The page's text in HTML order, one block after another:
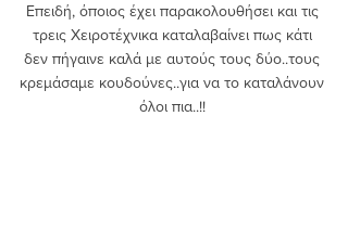
Επειδή, όποιος έχει παρακολουθήσει και τις
τρεις Χειροτέχνικα καταλαβαίνει πως κάτι
δεν πήγαινε καλά με αυτούς τους δύο..τους
κρεμάσαμε κουδούνες..για να το καταλάνουν
όλοι πια..!!